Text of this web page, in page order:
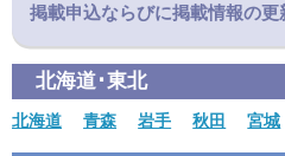
掲載申込ならびに掲載情報の更
北海道･東北
北海道 青森 岩手 秋田 宮城